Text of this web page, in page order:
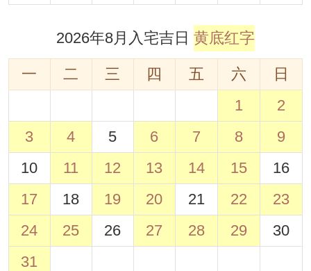
2026年8月入宅吉日 黄底红字
一 二 三 四 五 六
日
1
2
3
4 5 6 7 8
9
10
11 12 13 14 15
16
17
18 19 20 21 22
23
24
25 26 27 28 29
30
31